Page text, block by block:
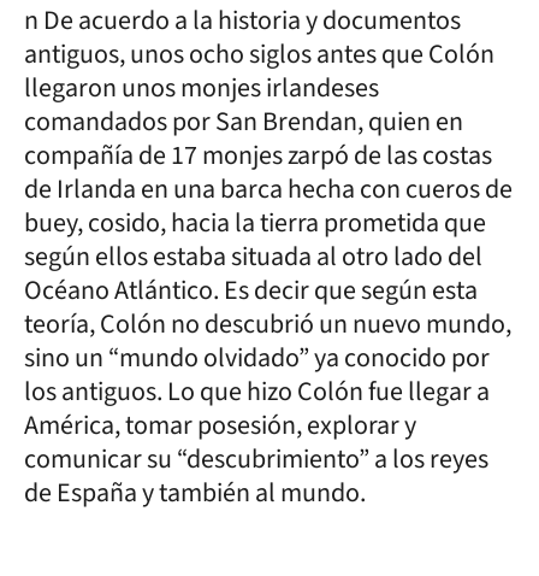
n De acuerdo a la historia y documentos
antiguos, unos ocho siglos antes que Colón
llegaron unos monjes irlandeses
comandados por San Brendan, quien en
compañía de 17 monjes zarpó de las costas
de Irlanda en una barca hecha con cueros de
buey, cosido, hacia la tierra prometida que
según ellos estaba situada al otro lado del
Océano Atlántico. Es decir que según esta
teoría, Colón no descubrió un nuevo mundo,
sino un “mundo olvidado” ya conocido por
los antiguos. Lo que hizo Colón fue llegar a
América, tomar posesión, explorar y
comunicar su “descubrimiento” a los reyes
de España y también al mundo.